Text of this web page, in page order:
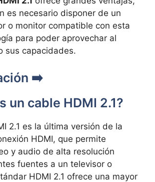
es necesario disponer de un
o monitor compatible con esta
para poder aprovechar al
sus capacidades.
➡️
un cable HDMI 2.1?
2.1 es la última versión de la
HDMI, que permite
y audio de alta resolución
fuentes a un televisor o
HDMI 2.1 ofrece una mayor